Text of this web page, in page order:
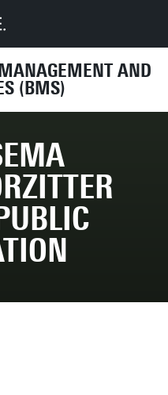
AND
(BMS)
sectie Public Administration